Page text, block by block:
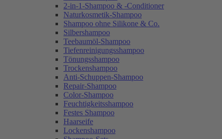
2-in-1-Shampoo & -Conditioner
Naturkosmetik-Shampoo
Shampoo ohne Silikone & Co.
Silbershampoo
Teebaumöl-Shampoo
Tiefenreinigungsshampoo
Tönungsshampoo
Trockenshampoo
Anti-Schuppen-Shampoo
Repair-Shampoo
Color-Shampoo
Feuchtigkeitsshampoo
Festes Shampoo
Haarseife
Lockenshampoo